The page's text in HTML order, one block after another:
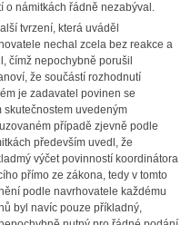
o námitkách řádně nezabýval.
tvrzení, která uváděl
nechal zcela bez reakce a
čímž nepochybně porušil
že součástí rozhodnutí
je zadavatel povinen se
uvedeným
případě zjevně podle
především uvedl, že
výčet povinností koordinátora
přímo ze zákona, tedy v tomto
podle navrhovatele každému
byl navíc pouze příkladný,